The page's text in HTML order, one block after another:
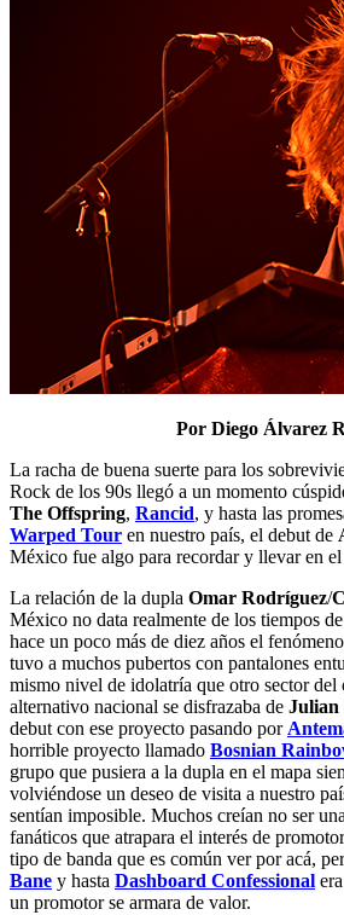
Por Diego Álvarez
La racha de buena suerte para los
Rock de los 90s llegó a un momento
The Offspring, Rancid, y hasta las
Warped Tour en nuestro país, el debut de
México fue algo para recordar y llevar en
La relación de la dupla Omar Rodríguez/
México no data realmente de los tiempos de
hace un poco más de diez años el
tuvo a muchos pubertos con pantalones
mismo nivel de idolatría que otro sector del
alternativo nacional se disfrazaba de Julian
debut con ese proyecto pasando por
horrible proyecto llamado Bosnian
grupo que pusiera a la dupla en el mapa
volviéndose un deseo de visita a nuestro
sentían imposible. Muchos creían no ser
fanáticos que atrapara el interés de
tipo de banda que es común ver por acá,
Bane y hasta Dashboard Confessional
un promotor se armara de valor.